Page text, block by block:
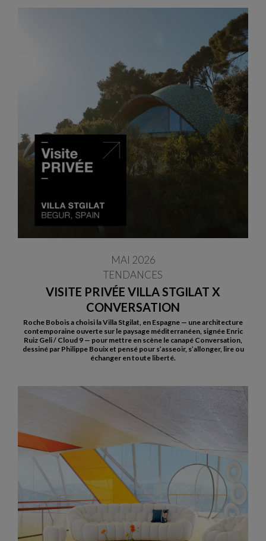
VISITE PRIVÉE VILLA STGILAT X
CONVERSATION
MAI 2026
TENDANCES
Roche Bobois a choisi la Villa Stgilat, en Espagne — une architecture
contemporaine ouverte sur le paysage méditerranéen, signée Enric
Ruiz Geli / Cloud 9 — pour mettre en scène le canapé Conversation,
dessiné par Philippe Bouix et pensé pour s’asseoir, s’allonger, lire ou
échanger en toute liberté.